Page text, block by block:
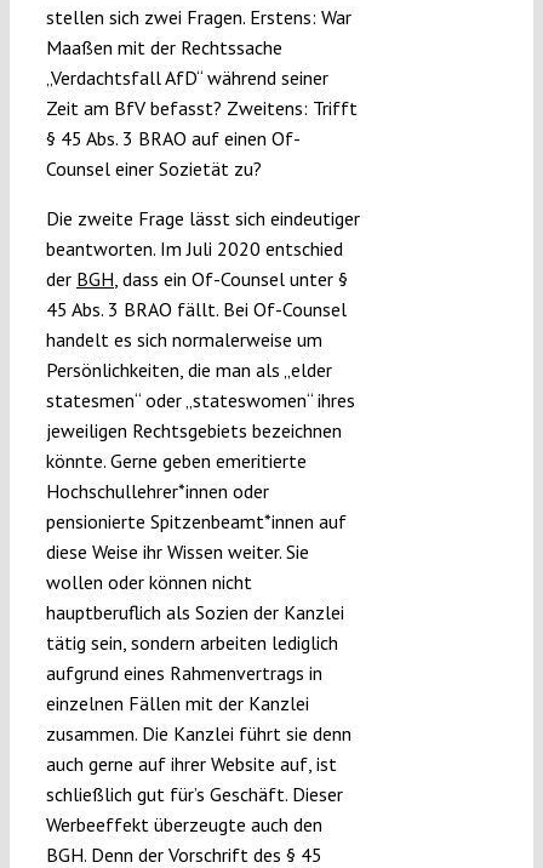
stellen sich zwei Fragen. Erstens: War
Maaßen mit der Rechtssache
„Verdachtsfall AfD“ während seiner
Zeit am BfV befasst? Zweitens: Trifft
§ 45 Abs. 3 BRAO auf einen Of-
Counsel einer Sozietät zu?
Die zweite Frage lässt sich eindeutiger
beantworten. Im Juli 2020 entschied
der BGH , dass ein Of-Counsel unter §
45 Abs. 3 BRAO fällt. Bei Of-Counsel
handelt es sich normalerweise um
Persönlichkeiten, die man als „elder
statesmen“ oder „stateswomen“ ihres
jeweiligen Rechtsgebiets bezeichnen
könnte. Gerne geben emeritierte
Hochschullehrer*innen oder
pensionierte Spitzenbeamt*innen auf
diese Weise ihr Wissen weiter. Sie
wollen oder können nicht
hauptberuflich als Sozien der Kanzlei
tätig sein, sondern arbeiten lediglich
aufgrund eines Rahmenvertrags in
einzelnen Fällen mit der Kanzlei
zusammen. Die Kanzlei führt sie denn
auch gerne auf ihrer Website auf, ist
schließlich gut für’s Geschäft. Dieser
Werbeeffekt überzeugte auch den
BGH. Denn der Vorschrift des § 45